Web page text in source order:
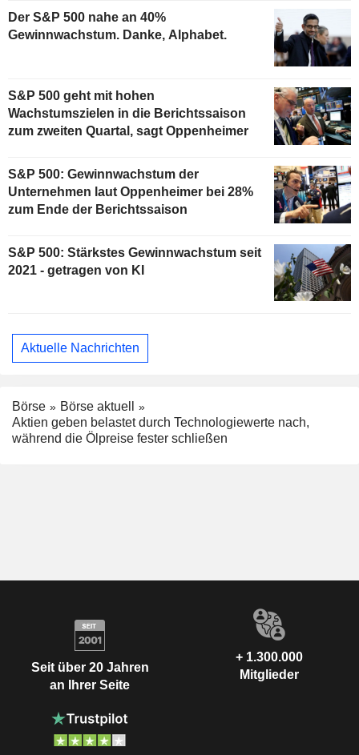
Der S&P 500 nahe an 40%
Gewinnwachstum. Danke, Alphabet.
S&P 500 geht mit hohen
Wachstumszielen in die Berichtssaison
zum zweiten Quartal, sagt Oppenheimer
S&P 500: Gewinnwachstum der
Unternehmen laut Oppenheimer bei 28%
zum Ende der Berichtssaison
S&P 500: Stärkstes Gewinnwachstum seit
2021 - getragen von KI
Aktuelle Nachrichten
Börse
Börse aktuell
Aktien geben belastet durch Technologiewerte nach,
während die Ölpreise fester schließen
Seit über 20 Jahren
an Ihrer Seite
+ 1.300.000
Mitglieder